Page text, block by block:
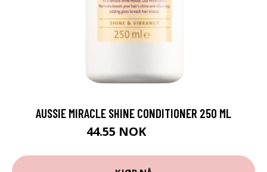
AUSSIE MIRACLE SHINE CONDITIONER 250 ML
44.55 NOK